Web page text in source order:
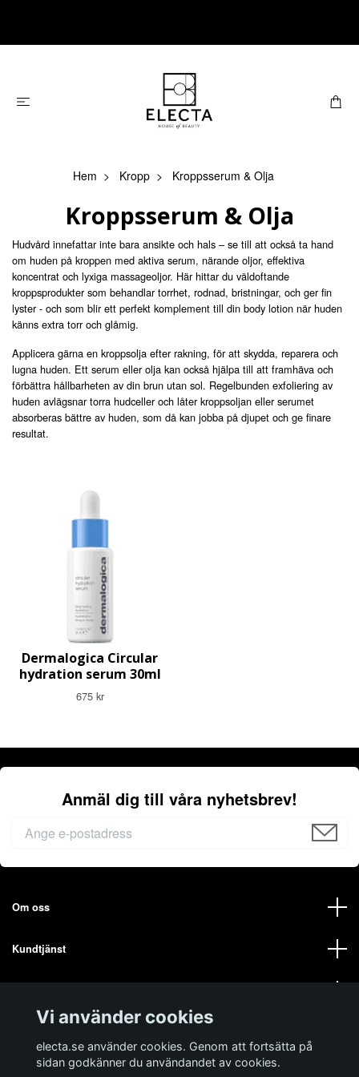
Hem Kropp Kroppsserum & Olja
Kroppsserum & Olja
Hudvård innefattar inte bara ansikte och hals – se till att också ta hand
om huden på kroppen med aktiva serum, närande oljor, effektiva
koncentrat och lyxiga massageoljor. Här hittar du väldoftande
kroppsprodukter som behandlar torrhet, rodnad, bristningar, och ger fin
lyster - och som blir ett perfekt komplement till din body lotion när huden
känns extra torr och glåmig.
Applicera gärna en kroppsolja efter rakning, för att skydda, reparera och
lugna huden. Ett serum eller olja kan också hjälpa till att framhäva och
förbättra hållbarheten av din brun utan sol. Regelbunden exfoliering av
huden avlägsnar torra hudceller och låter kroppsoljan eller serumet
absorberas bättre av huden, som då kan jobba på djupet och ge finare
resultat.
Dermalogica Circular
hydration serum 30ml
675 kr
Anmäl dig till våra nyhetsbrev!
Om oss
Kundtjänst
Vi använder cookies
electa.se använder cookies. Genom att fortsätta på
sidan godkänner du användandet av cookies.